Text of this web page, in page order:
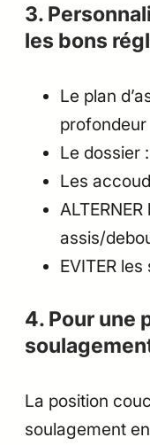
3.
les bons
Le plan
profondeur
Le dossier
Les
assis/
EVITER
4. Pour une
La position
soulagement